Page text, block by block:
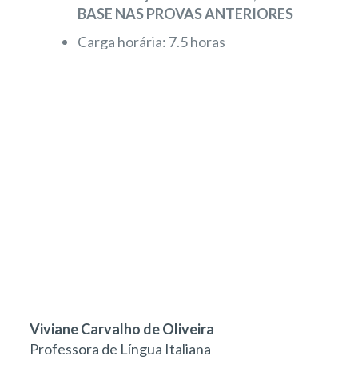
BASE NAS PROVAS ANTERIORES
Carga horária: 7.5 horas
Viviane Carvalho de Oliveira
Professora de Língua Italiana